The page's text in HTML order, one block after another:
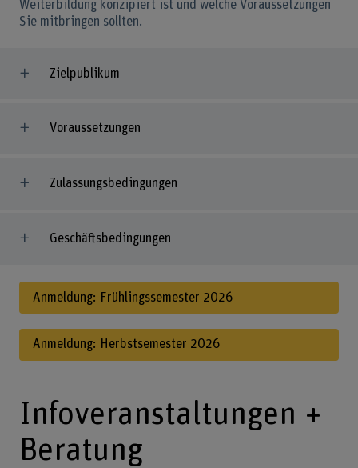
Weiterbildung konzipiert ist und welche Voraussetzungen
Sie mitbringen sollten.
Zielpublikum
Voraussetzungen
Zulassungsbedingungen
Geschäftsbedingungen
Anmeldung: Frühlingssemester 2026
Anmeldung: Herbstsemester 2026
Infoveranstaltungen +
Beratung